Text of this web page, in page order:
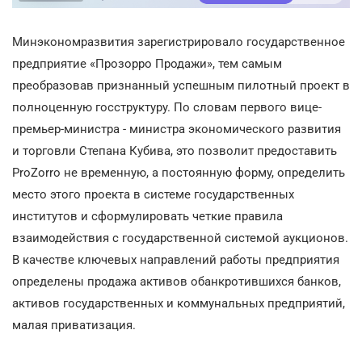
Минэкономразвития зарегистрировало государственное
предприятие «Прозорро Продажи», тем самым
преобразовав признанный успешным пилотный проект в
полноценную госструктуру. По словам первого вице-
премьер-министра - министра экономического развития
и торговли Степана Кубива, это позволит предоставить
ProZorro не временную, а постоянную форму, определить
место этого проекта в системе государственных
институтов и сформулировать четкие правила
взаимодействия с государственной системой аукционов.
В качестве ключевых направлений работы предприятия
определены продажа активов обанкротившихся банков,
активов государственных и коммунальных предприятий,
малая приватизация.